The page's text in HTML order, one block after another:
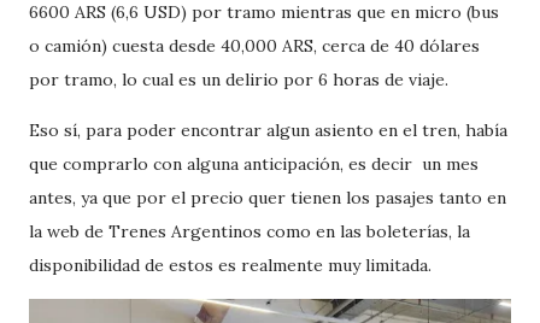
6600 ARS (6,6 USD) por tramo mientras que en micro (bus
o camión) cuesta desde 40,000 ARS, cerca de 40 dólares
por tramo, lo cual es un delirio por 6 horas de viaje.
Eso sí, para poder encontrar algun asiento en el tren, había
que comprarlo con alguna anticipación, es decir un mes
antes, ya que por el precio quer tienen los pasajes tanto en
la web de Trenes Argentinos como en las boleterías, la
disponibilidad de estos es realmente muy limitada.